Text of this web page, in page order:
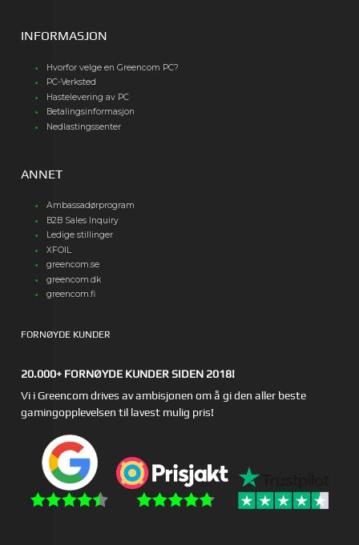
INFORMASJON
Hvorfor velge en Greencom PC?
PC-Verksted
Hastelevering av PC
Betalingsinformasjon
Nedlastingssenter
ANNET
Ambassadørprogram
B2B Sales Inquiry
Ledige stillinger
XFOIL
greencom.se
greencom.dk
greencom.fi
FORNØYDE KUNDER
20.000+ FORNØYDE KUNDER SIDEN 2018!
Vi i Greencom drives av ambisjonen om å gi den aller beste
gamingopplevelsen til lavest mulig pris!